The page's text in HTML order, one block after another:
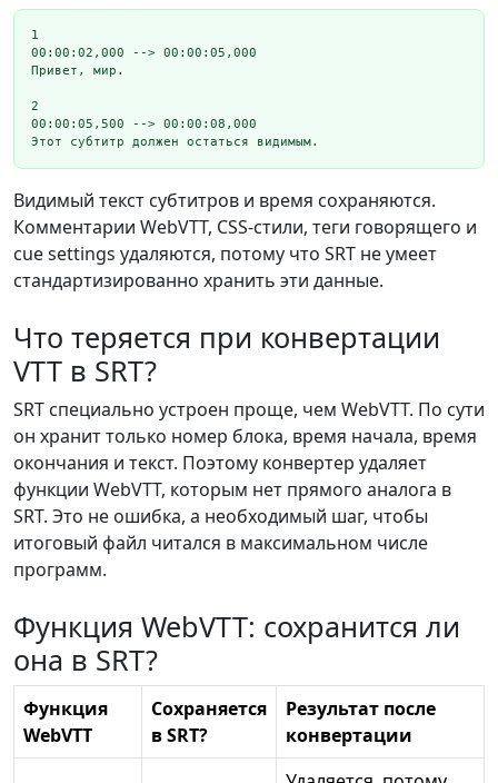
1
00:00:02,000 --> 00:00:05,000
Привет, мир.
2
00:00:05,500 --> 00:00:08,000
Этот субтитр должен остаться видимым.
Видимый текст субтитров и время сохраняются.
Комментарии WebVTT, CSS-стили, теги говорящего и
cue settings удаляются, потому что SRT не умеет
стандартизированно хранить эти данные.
Что теряется при конвертации
VTT в SRT?
SRT специально устроен проще, чем WebVTT. По сути
он хранит только номер блока, время начала, время
окончания и текст. Поэтому конвертер удаляет
функции WebVTT, которым нет прямого аналога в
SRT. Это не ошибка, а необходимый шаг, чтобы
итоговый файл читался в максимальном числе
программ.
Функция WebVTT: сохранится ли
она в SRT?
Функция
WebVTT
Сохраняется
в SRT?
Результат после
конвертации